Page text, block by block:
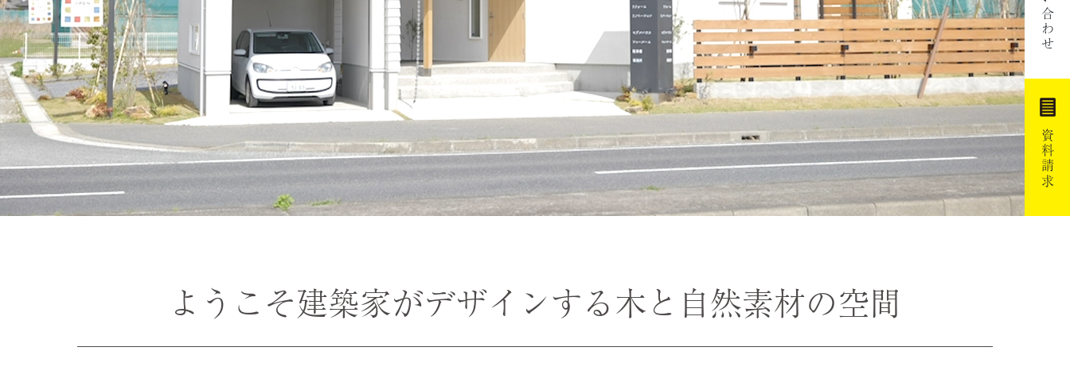
資料請求
ようこそ建築家がデザインする木と 自然素材の空間